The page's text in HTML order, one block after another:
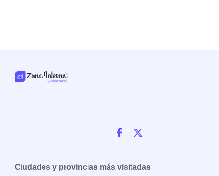
Ciudades y provincias más visitadas